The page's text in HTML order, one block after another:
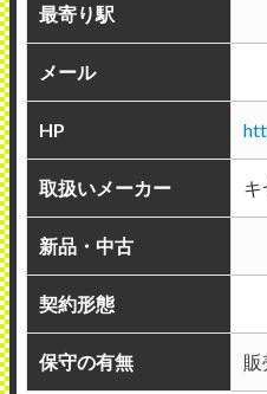
最寄り駅
メール
HP
取扱いメーカー キ
新品・中古
契約形態
保守の有無 販